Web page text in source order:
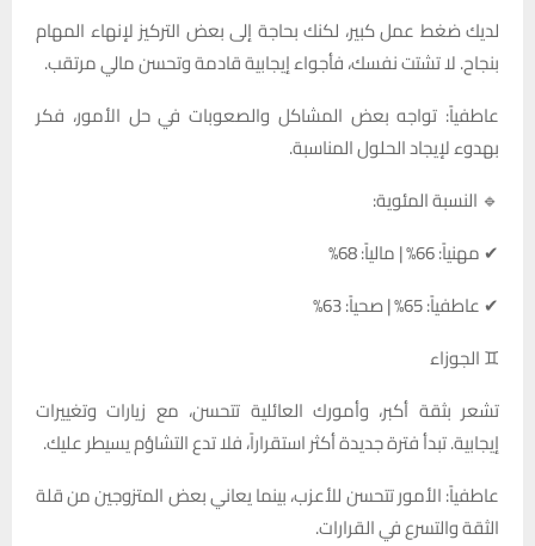
لديك ضغط عمل كبير، لكنك بحاجة إلى بعض التركيز لإنهاء المهام
بنجاح. لا تشتت نفسك، فأجواء إيجابية قادمة وتحسن مالي مرتقب.
عاطفياً: تواجه بعض المشاكل والصعوبات في حل الأمور، فكر
بهدوء لإيجاد الحلول المناسبة.
🔹 النسبة المئوية:
✔ مهنياً: 66% | مالياً: 68%
✔ عاطفياً: 65% | صحياً: 63%
♊ الجوزاء
تشعر بثقة أكبر، وأمورك العائلية تتحسن، مع زيارات وتغييرات
إيجابية. تبدأ فترة جديدة أكثر استقراراً، فلا تدع التشاؤم يسيطر عليك.
عاطفياً: الأمور تتحسن للأعزب، بينما يعاني بعض المتزوجين من قلة
الثقة والتسرع في القرارات.